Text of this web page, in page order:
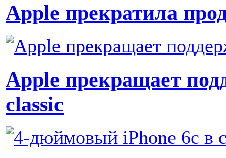
Apple прекратила
Apple прекращает
classic